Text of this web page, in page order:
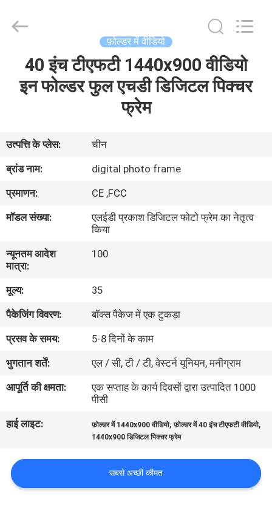
हमारे
बारे
में
कारखाना
भ्रमण
गुणवत्ता
नियंत्रण
संपर्क
करें
उद्धरण
अनुरोध
करें
फ़ोल्डर में वीडियो
40 इंच टीएफटी 1440x900 वीडियो
इन फोल्डर फुल एचडी डिजिटल पिक्चर
फ्रेम
उत्पत्ति के प्लेस:
चीन
ब्रांड नाम:
digital photo frame
प्रमाणन:
CE ,FCC
मॉडल संख्या:
एलईडी प्रकाश डिजिटल फोटो फ्रेम का नेतृत्व
किया
न्यूनतम आदेश
मात्रा:
100
मूल्य:
35
पैकेजिंग विवरण:
बॉक्स पैकेज में एक टुकड़ा
प्रसव के समय:
5-8 दिनों के काम
भुगतान शर्तें:
एल / सी, टी / टी, वेस्टर्न यूनियन, मनीग्राम
आपूर्ति की क्षमता:
एक सप्ताह के कार्य दिवसों द्वारा उत्पादित 1000
पीसी
हाई लाइट:
फ़ोल्डर में 1440x900 वीडियो,फ़ोल्डर में 40 इंच टीएफटी वीडियो,
1440x900 डिजिटल पिक्चर फ्रेम
सबसे अच्छी कीमत